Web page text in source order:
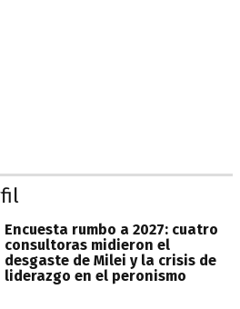
Encuesta rumbo a 2027: cuatro
consultoras midieron el
desgaste de Milei y la crisis de
liderazgo en el peronismo